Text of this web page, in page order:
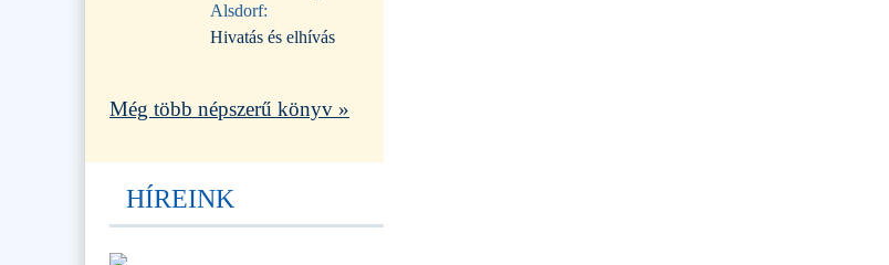
Alsdorf:
Hivatás és elhívás
Még több népszerű könyv »
HÍREINK